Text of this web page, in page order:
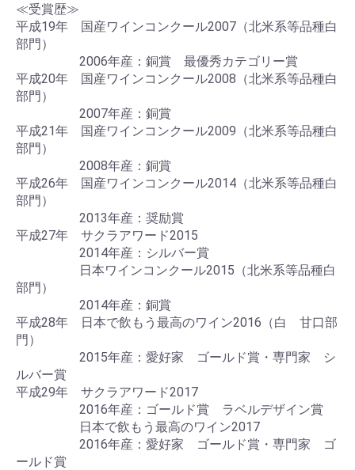
≪受賞歴≫
平成19年 国産ワインコンクール2007（北米系等品種白
部門）
2006年産：銅賞 最優秀カテゴリー賞
平成20年 国産ワインコンクール2008（北米系等品種白
部門）
2007年産：銅賞
平成21年 国産ワインコンクール2009（北米系等品種白
部門）
2008年産：銅賞
平成26年 国産ワインコンクール2014（北米系等品種白
部門）
2013年産：奨励賞
平成27年 サクラアワード2015
2014年産：シルバー賞
日本ワインコンクール2015（北米系等品種白
部門）
2014年産：銅賞
平成28年 日本で飲もう最高のワイン2016（白 甘口部
門）
2015年産：愛好家 ゴールド賞・専門家 シ
ルバー賞
平成29年 サクラアワード2017
2016年産：ゴールド賞 ラベルデザイン賞
日本で飲もう最高のワイン2017
2016年産：愛好家 ゴールド賞・専門家 ゴ
ールド賞